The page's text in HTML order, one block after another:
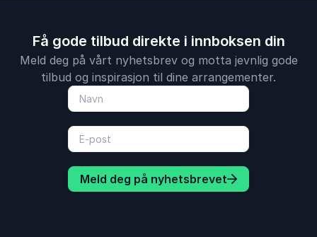
Få gode tilbud direkte i innboksen din
Meld deg på vårt nyhetsbrev og motta jevnlig gode
tilbud og inspirasjon til dine arrangementer.
Meld deg på nyhetsbrevet